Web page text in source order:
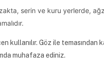
serin ve kuru yerlerde,
kullanılır. Göz ile temasından
muhafaza ediniz.